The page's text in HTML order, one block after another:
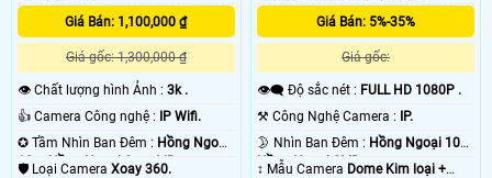
Giá Bán: 1,100,000 ₫
Giá gốc: 1,300,000 ₫
👁 Chất lượng hình Ảnh : 3k .
👍 Camera Công nghệ :
IP Wifi.
✪ Tầm Nhìn Ban Đêm : Hồng Ngoại
10m Hồng Ngoại Smart IR.
🛡 Loại Camera Xoay 360.
Giá Bán: 5%-35%
Giá gốc:
👁️‍🗨 Độ sắc nét : FULL HD 1080P .
⚒ Công Nghệ Camera :
IP.
🌛 Nhìn Ban Đêm : Hồng Ngoại 10m
Hồng Ngoại SMD.
↕️ Mẫu Camera Dome Kim loại +